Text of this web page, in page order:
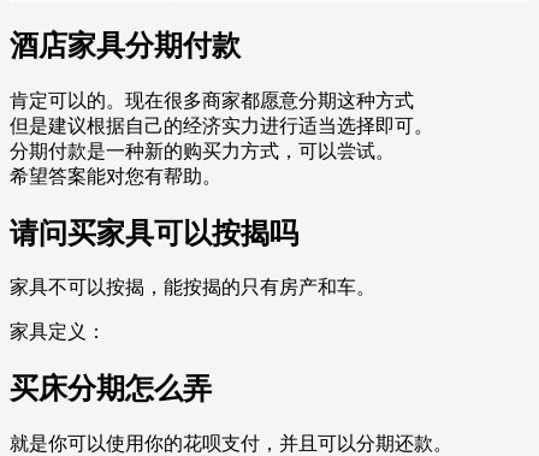
酒店家具分期付款
肯定可以的。现在很多商家都愿意分期这种方式
但是建议根据自己的经济实力进行适当选择即可。
分期付款是一种新的购买力方式，可以尝试。
希望答案能对您有帮助。
请问买家具可以按揭吗
家具不可以按揭，能按揭的只有房产和车。
家具定义：
买床分期怎么弄
就是你可以使用你的花呗支付，并且可以分期还款。